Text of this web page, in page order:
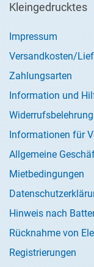
Kleingedrucktes
Impressum
Versandkosten/
Zahlungsarten
Information und
Informationen für
Allgemeine
Mietbedingungen
Hinweis nach
Rücknahme von
Registrierungen